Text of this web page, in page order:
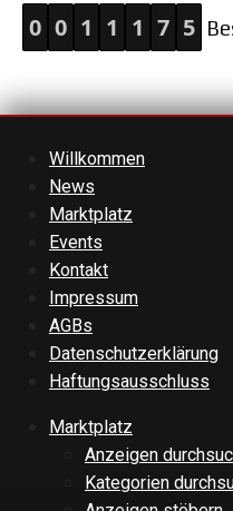
0 0 1 1 1 7 5
Willkommen
News
Marktplatz
Events
Kontakt
Impressum
AGBs
Datenschutzerklärung
Haftungsausschluss
Marktplatz
Anzeigen
Kategorien